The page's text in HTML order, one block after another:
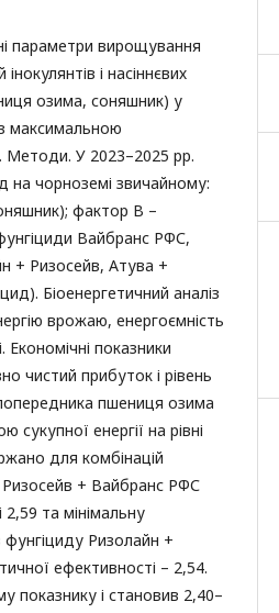
параметри вирощування
і насіннєвих
озима, соняшник) у
максимальною
Методи. У 2023–2025 рр.
чорноземі звичайному:
фактор B –
Вайбранс РФС,
+ Ризосейв, Атува +
Біоенергетичний аналіз
врожаю, енергоємність
Економічні показники
чистий прибуток і рівень
пшениця озима
енергії на рівні
для комбінацій
Ризосейв + Вайбранс РФС
2,59 та мінімальну
фунгіциду Ризолайн +
ефективності – 2,54.
показнику і становив 2,40–